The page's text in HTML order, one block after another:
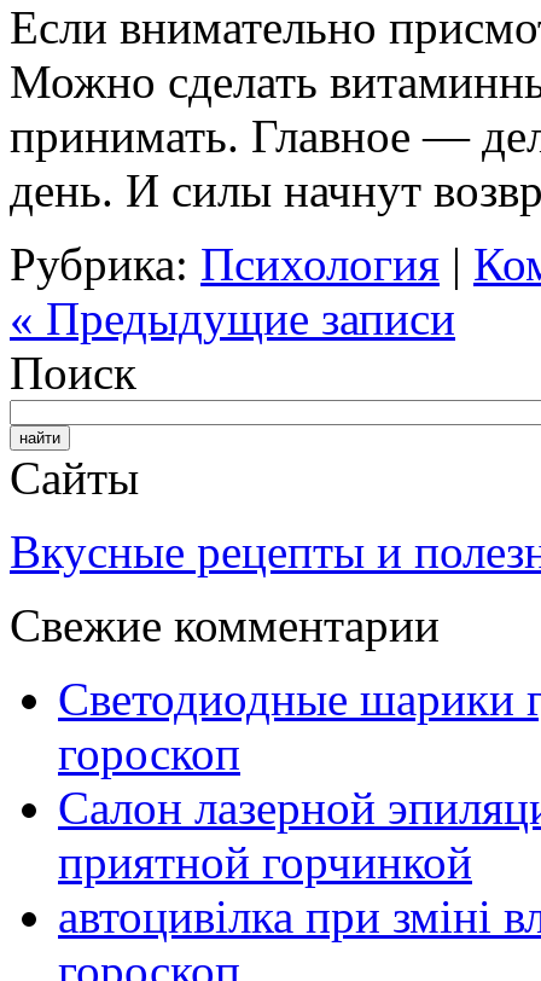
Если внимательно
Можно сделать
принимать. Главное —
день. И силы начнут
Рубрика: Психология |
« Предыдущие записи
Поиск
Сайты
Вкусные рецепты и
Свежие комментарии
Светодиодные шарики
гороскоп
Салон лазерной
приятной горчинкой
автоцивілка при зміні